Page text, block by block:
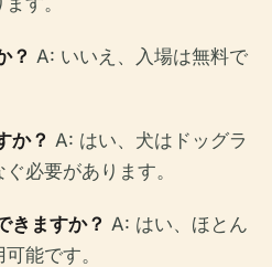
？ A: いいえ、入場は無料で
か？ A: はい、犬はドッグラ
必要があります。
きますか？ A: はい、ほとん
能です。